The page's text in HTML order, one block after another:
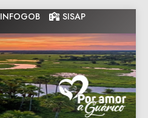
INFOGOB SISAP
Gobernacion
de Guarico
Gobernacion de Guarico